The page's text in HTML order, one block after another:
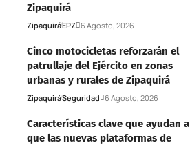
Zipaquirá
ZipaquiráEPZ 6 Agosto, 2026
Cinco motocicletas reforzarán el
patrullaje del Ejército en zonas
urbanas y rurales de Zipaquirá
ZipaquiráSeguridad 6 Agosto, 2026
Características clave que ayudan a
que las nuevas plataformas de